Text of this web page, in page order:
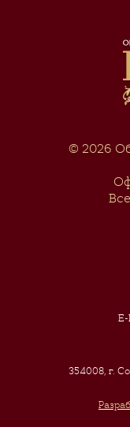
© 2026
354008, г.